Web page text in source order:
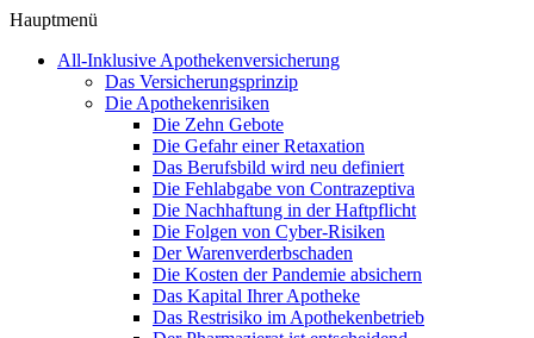
Hauptmenü
All-Inklusive Apothekenversicherung
Das Versicherungsprinzip
Die Apothekenrisiken
Die Zehn Gebote
Die Gefahr einer Retaxation
Das Berufsbild wird neu definiert
Die Fehlabgabe von Contrazeptiva
Die Nachhaftung in der Haftpflicht
Die Folgen von Cyber-Risiken
Der Warenverderbschaden
Die Kosten der Pandemie absichern
Das Kapital Ihrer Apotheke
Das Restrisiko im Apothekenbetrieb